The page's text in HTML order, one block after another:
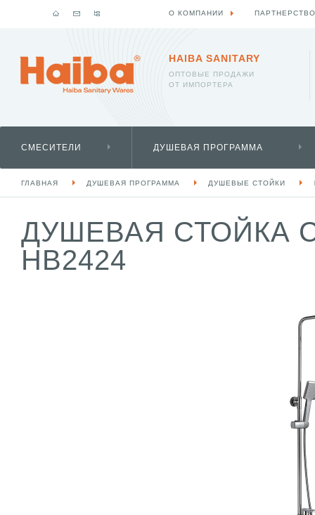
HAIBA SANITARY
ОПТОВЫЕ ПРОДАЖИ
ОТ ИМПОРТЕРА
СМЕСИТЕЛИ ДУШЕВАЯ ПРОГРАММА
ГЛАВНАЯ ДУШЕВАЯ ПРОГРАММА ДУШЕВЫЕ СТОЙКИ
ДУШЕВАЯ СТОЙКА
HB2424
О КОМПАНИИ ПАРТНЕРСТВО